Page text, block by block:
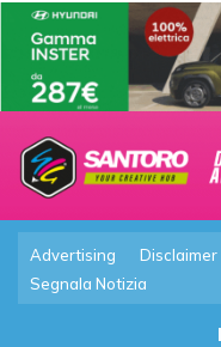
Advertising Disclaimer
Segnala Notizia